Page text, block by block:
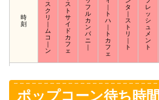
時
刻
ス
ク
リ
ム
コ
ン
ス
ト
サ
イ
ド
カ
フ
ェ
フ
ル
カ
ン
パ
ニ
ト
ハ
ト
カ
フ
ェ
タ
ス
ト
リ
ト
レ
ッ
シ
ュ
メ
ン
ト
ポップコーン待ち時間